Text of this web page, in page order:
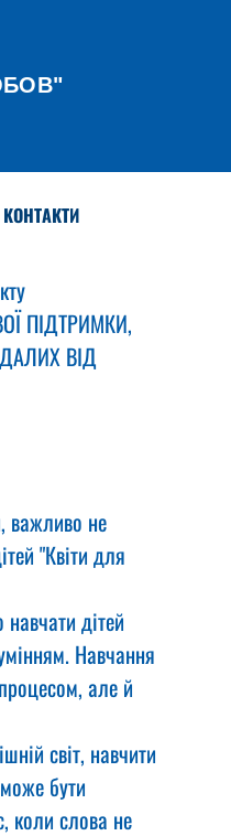
КОНТАКТИ
ПІДТРИМКИ,
ВІД
важливо не
"Квіти для
дітей
Навчання
але й
світ, навчити
бути
коли слова не